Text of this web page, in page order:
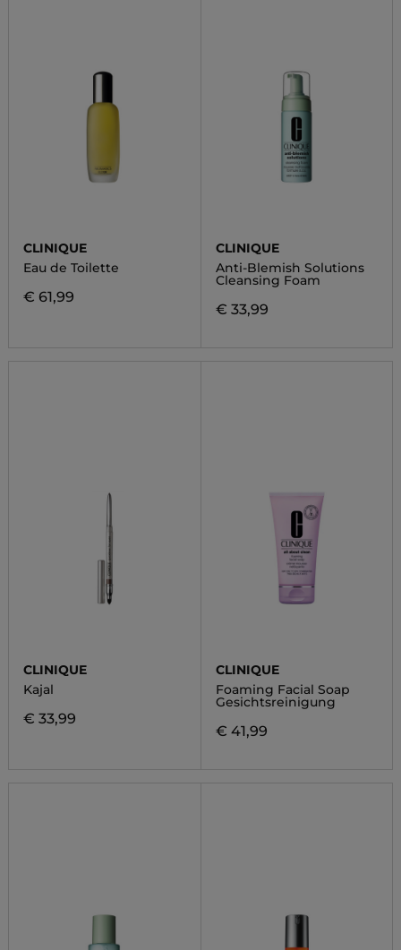
CLINIQUE
Eau de Toilette
€ 61,99
CLINIQUE
Anti-Blemish Solutions
Cleansing Foam
€ 33,99
CLINIQUE
Kajal
€ 33,99
CLINIQUE
Foaming Facial Soap
Gesichtsreinigung
€ 41,99